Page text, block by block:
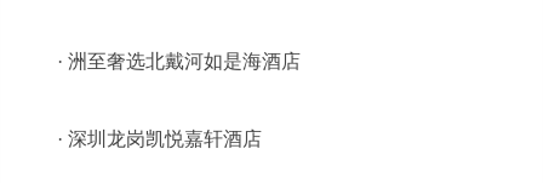
· 洲至奢选北戴河如是海酒店
· 深圳龙岗凯悦嘉轩酒店